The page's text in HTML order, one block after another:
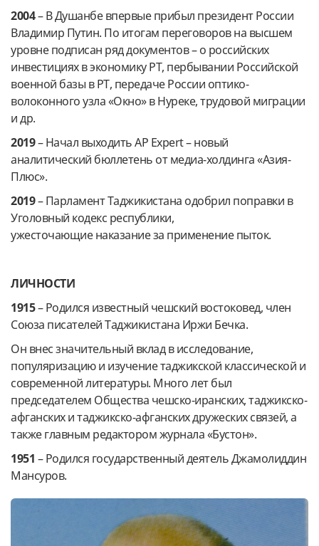
2004– В Душанбе впервые прибыл президент России
Владимир Путин. По итогам переговоров на высшем
уровне подписан ряд документов – о российских
инвестициях в экономику РТ, пербывании Российской
военной базы в РТ, передаче России оптико-
волоконного узла «Окно» в Нуреке, трудовой миграции
и др.
2019– Начал выходить AP Expert – новый
аналитический бюллетень от медиа-холдинга «Азия-
Плюс».
2019– Парламент Таджикистана одобрил поправки в
Уголовный кодекс республики,
ужесточающие наказание за применение пыток.
ЛИЧНОСТИ
1915– Родился известный чешский востоковед, член
Союза писателей Таджикистана Иржи Бечка.
Он внес значительный вклад в исследование,
популяризацию и изучение таджикской классической и
современной литературы. Много лет был
председателем Общества чешско-иранских, таджикско-
афганских и таджикско-афганских дружеских связей, а
также главным редактором журнала «Бустон».
1951 – Родился государственный деятель Джамолиддин
Мансуров.